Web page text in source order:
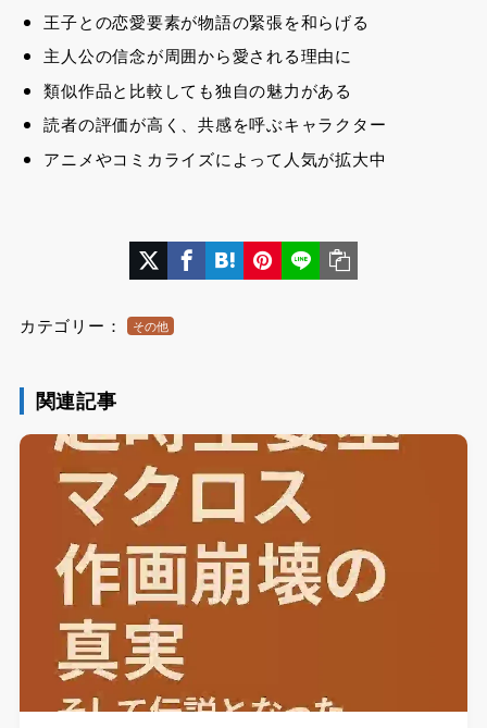
王子との恋愛要素が物語の緊張を和らげる
主人公の信念が周囲から愛される理由に
類似作品と比較しても独自の魅力がある
読者の評価が高く、共感を呼ぶキャラクター
アニメやコミカライズによって人気が拡大中
カテゴリー： その他
関連記事